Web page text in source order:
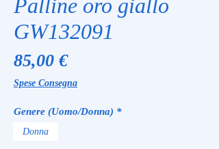
Palline oro giallo
GW132091
85,00 €Prezzo
Spese Consegna
Genere (Uomo/Donna) *
Donna